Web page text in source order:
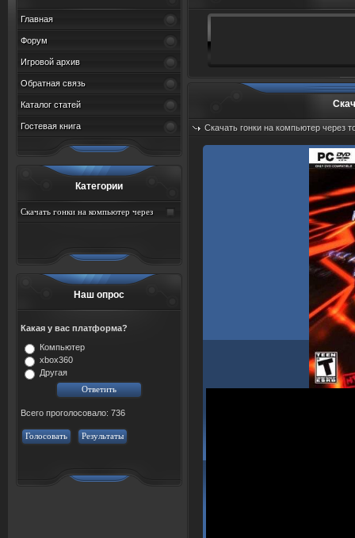
Главная
Форум
Игровой архив
Обратная связь
Каталог статей
Гостевая книга
Категории
Скачать гонки на компьютер через
Наш опрос
Какая у вас платформа?
Компьютер
xbox360
Другая
Всего проголосовало: 736
Голосовать Результаты
Скачать гонки на компьютер через
Дата: 07.08.2026
Просмотров: 527